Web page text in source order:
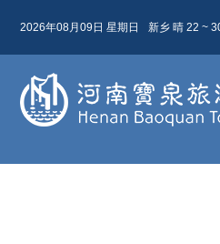
2026年08月09日 星期日 新乡 晴 22 ~
今天( 星期日)
22 ~ 30
明天( 星期一)
23 ~ 31